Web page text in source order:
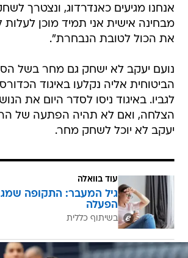
אנחנו מגיעים כאנדרדוג, ונצטרך
מבחינה אישית אני תמיד מוכן
את הכול לטובת הנבחרת".
נועם יעקב לא ישחק גם מחר בשל
הביטוחית אליה נקלעו באיגוד
לגביו. באיגוד ניסו לסדר היום את
הצלחה, ואם לא תהיה הפתעה של
יעקב לא יוכל לשחק מחר.
עוד בוואלה
גיל המעבר: התקופה
הפעלה
בשיתוף כללית